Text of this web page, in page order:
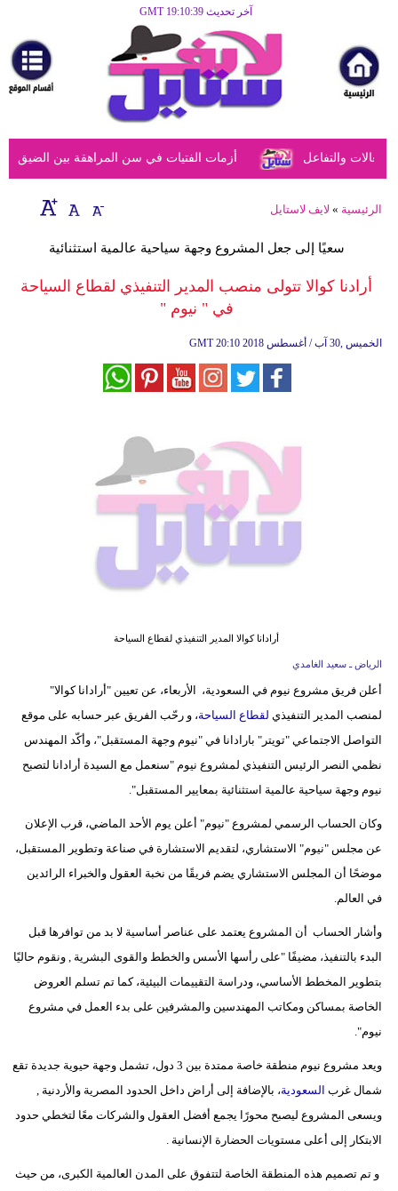
آخر تحديث GMT 19:10:39
مرأة
أزياء
أزياء
إسلامية
صحة
أزمات الفتيات في سن المراهقة بين الضيق والتفاعل
الرئيسية » لايف لاستايل
سعيًا إلى جعل المشروع وجهة سياحية عالمية استثنائية
أرادنا كوالا تتولى منصب المدير التنفيذي لقطاع السياحة
في " نيوم "
GMT 20:10 2018 الخميس ,30 آب / أغسطس
أرادانا كوالا المدير التنفيذي لقطاع السياحة
الرياض ـ سعيد الغامدي
أعلن فريق مشروع نيوم في السعودية، الأربعاء، عن تعيين "أرادانا كوالا"
لمنصب المدير التنفيذي لقطاع السياحة، و رحّب الفريق عبر حسابه على موقع
التواصل الاجتماعي "تويتر" بارادانا في "نيوم وجهة المستقبل"، وأكّد المهندس
نظمي النصر الرئيس التنفيذي لمشروع نيوم "سنعمل مع السيدة أرادانا لتصبح
نيوم وجهة سياحية عالمية استثنائية بمعايير المستقبل".
وكان الحساب الرسمي لمشروع "نيوم" أعلن يوم الأحد الماضي، قرب الإعلان
عن مجلس "نيوم" الاستشاري، لتقديم الاستشارة في صناعة وتطوير المستقبل،
موضحًا أن المجلس الاستشاري يضم فريقًا من نخبة العقول والخبراء الرائدين
في العالم.
وأشار الحساب أن المشروع يعتمد على عناصر أساسية لا بد من توافرها قبل
البدء بالتنفيذ، مضيفًا "على رأسها الأسس والخطط والقوى البشرية , ونقوم حاليًا
بتطوير المخطط الأساسي، ودراسة التقييمات البيئية، كما تم تسلم العروض
الخاصة بمساكن ومكاتب المهندسين والمشرفين على بدء العمل في مشروع
نيوم".
ويعد مشروع نيوم منطقة خاصة ممتدة بين 3 دول، تشمل وجهة حيوية جديدة تقع
شمال غرب السعودية، بالإضافة إلى أراض داخل الحدود المصرية والأردنية ,
ويسعى المشروع ليصبح محورًا يجمع أفضل العقول والشركات معًا لتخطي حدود
الابتكار إلى أعلى مستويات الحضارة الإنسانية .
و تم تصميم هذه المنطقة الخاصة لتتفوق على المدن العالمية الكبرى، من حيث